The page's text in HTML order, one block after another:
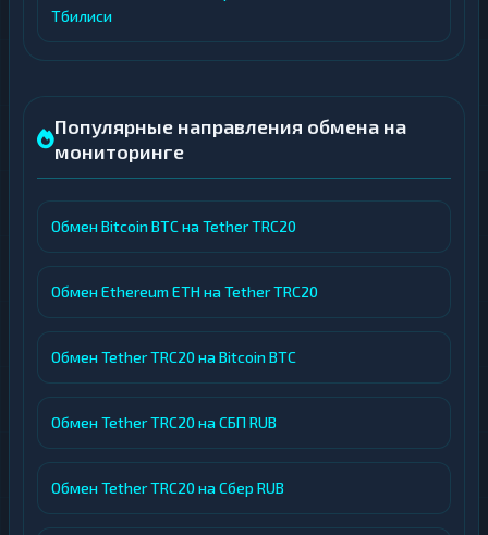
Тбилиси
Популярные направления обмена на
мониторинге
Обмен Bitcoin BTC на Tether TRC20
Обмен Ethereum ETH на Tether TRC20
Обмен Tether TRC20 на Bitcoin BTC
Обмен Tether TRC20 на СБП RUB
Обмен Tether TRC20 на Сбер RUB